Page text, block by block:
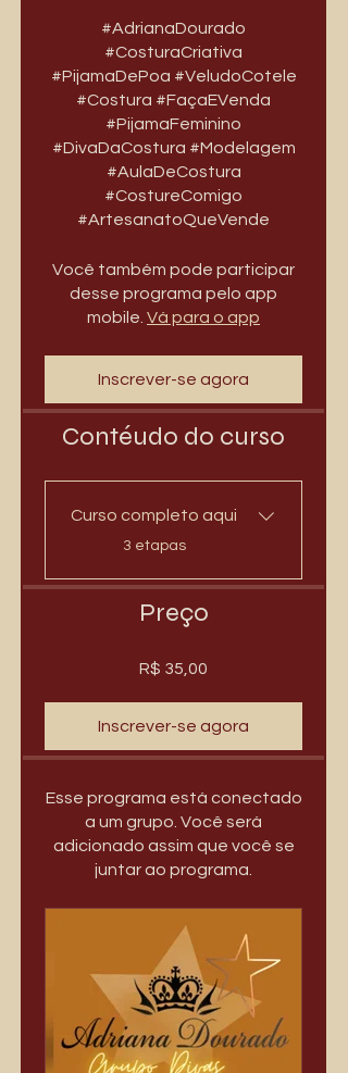
#AdrianaDourado
#CosturaCriativa
#PijamaDePoa #VeludoCotele
#Costura #FaçaEVenda
#PijamaFeminino
#DivaDaCostura #Modelagem
#AulaDeCostura
#CostureComigo
#ArtesanatoQueVende
Você também pode participar
desse programa pelo app
mobile. Vá para o app
Inscrever-se agora
Contéudo do curso
Curso completo aqui
.
3 etapas
Preço
R$ 35,00
Inscrever-se agora
Esse programa está conectado
a um grupo. Você será
adicionado assim que você se
juntar ao programa.